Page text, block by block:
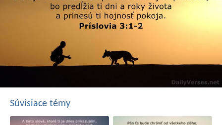
Súvisiace témy